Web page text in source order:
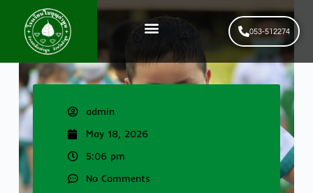
053-512274
admin
May 18, 2026
5:06 pm
No Comments